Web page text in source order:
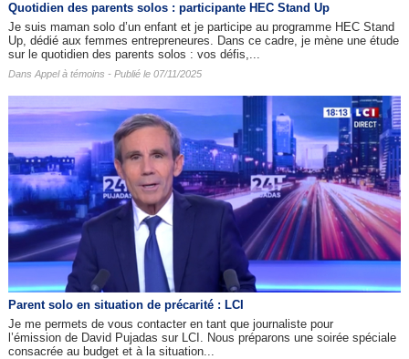
Quotidien des parents solos : participante HEC Stand Up
Je suis maman solo d’un enfant et je participe au programme HEC Stand
Up, dédié aux femmes entrepreneures. Dans ce cadre, je mène une étude
sur le quotidien des parents solos : vos défis,...
Dans Appel à témoins - Publié le 07/11/2025
Parent solo en situation de précarité : LCI
Je me permets de vous contacter en tant que journaliste pour
l’émission de David Pujadas sur LCI. Nous préparons une soirée spéciale
consacrée au budget et à la situation...